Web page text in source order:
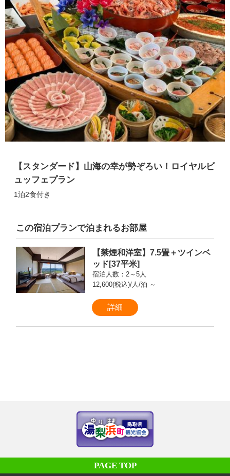
鳥取中部観光推進機構 お問い合わせ
サイトマップ 当サイトについて
リンク 著作権表記
【スタンダード】山海の幸が勢ぞろい！ロイヤルビ
ュッフェプラン
1泊2食付き
この宿泊プランで泊まれるお部屋
【禁煙和洋室】7.5畳＋ツインベ
ッド[37平米]
宿泊人数：2～5人
12,600(税込)/人/泊 ～
詳細
PAGE TOP